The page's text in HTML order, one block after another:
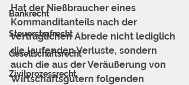
Bankrecht
Steuerstrafrecht
Gesellschaftsrecht
Zivilprozessrecht
Hat der Nießbraucher eines
Kommanditanteils nach der
vertraglichen Abrede nicht lediglich
die laufenden Verluste, sondern
auch die aus der Veräußerung von
Wirtschaftsgütern folgenden